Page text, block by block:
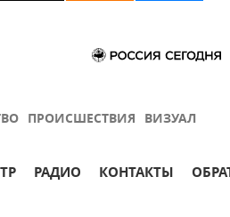
ПРОИСШЕСТВИЯ ВИЗУАЛ
РАДИО КОНТАКТЫ